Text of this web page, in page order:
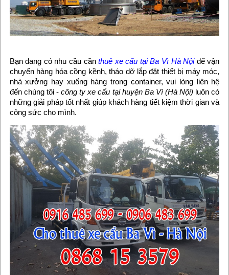
Bạn đang có nhu cầu cầnthuê xe cẩu tại Ba Vì Hà Nộiđể vận
chuyển hàng hóa cồng kềnh, tháo dỡ lắp đặt thiết bị máy móc,
nhà xưởng hay xuống hàng trong container, vui lòng liên hệ
đến chúng tôi -công ty xe cẩu tại huyện Ba Vì (Hà Nội) luôn có
những giải pháp tốt nhất giúp khách hàng tiết kiệm thời gian và
công sức cho mình.